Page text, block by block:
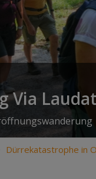
Via
Dürrekatastrophe in